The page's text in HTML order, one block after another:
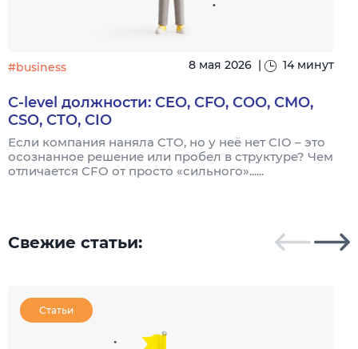
#business 8 мая 2026 | 14 минут
C-level должности: CEO, CFO, COO, CMO,
CSO, CTO, CIO
Если компания наняла CTO, но у неё нет CIO – это
осознанное решение или пробел в структуре? Чем
отличается CFO от просто «сильного»......
Свежие статьи:
Статьи